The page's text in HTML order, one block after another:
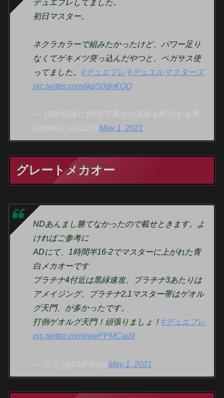
デュエプレしてました。
初日マスター。
ネクラカラーで組みたかったけど、パワー足り
なくてゲキメツ突っ込んだやつと、ペガサス使
ってました。#デュエプレ #デュエルマスターズ
pic.twitter.com/jkpS0dnKOQ
— 1000日後に1000万再生の楽曲を配信する男
(@hibiki_kei1120)May 1, 2021
グレートメカオー
NDあんまし勝てなかったので載せときます。よ
ければご参考に
ADにて、1時間半16-2でマスターに上がれた青
白メカオーです
プラチナ4付近は黒緑速攻、プラチナ3あたりは
アメイジング、プラチナ2,1マスター帯はゲオル
グ天門、が多かったです。
打倒ゲオルグ天門！頑張りましょ！#デュエプレ
pic.twitter.com/rwePPMCad9
— ブリ (@DMPBuri)May 1, 2021